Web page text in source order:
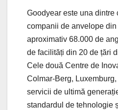
Goodyear este una dintre
companii de anvelope din
aproximativ 68.000 de
de facilități din 20 de țări
Cele două Centre de
Colmar-Berg,
servicii de ultimă
standardul de tehnologie